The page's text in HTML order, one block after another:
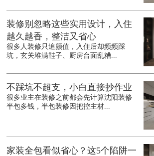
装修别忽略这些实用设计，入住
越久越香，整洁又省心
很多人装修只追颜值，入住后却频频踩
坑，玄关堆满鞋子、厨房台面乱糟...
不踩坑不超支，小白直接抄作业
很多业主在装修之前都会先计算沈阳装修
半包多钱，半包装修因把控主材...
家装全包看似省心？这5个陷阱一